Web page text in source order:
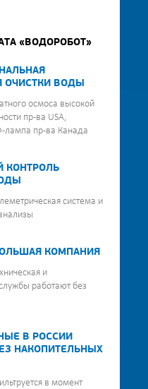
«ВОДОРОБОТ»
ОЧИСТКИ ВОДЫ
осмоса высокой
пр-ва USA,
лампа пр-ва Канада
КОНТРОЛЬ
система и
КОМПАНИЯ
и
работают без
В РОССИИ
НАКОПИТЕЛЬНЫХ
в момент